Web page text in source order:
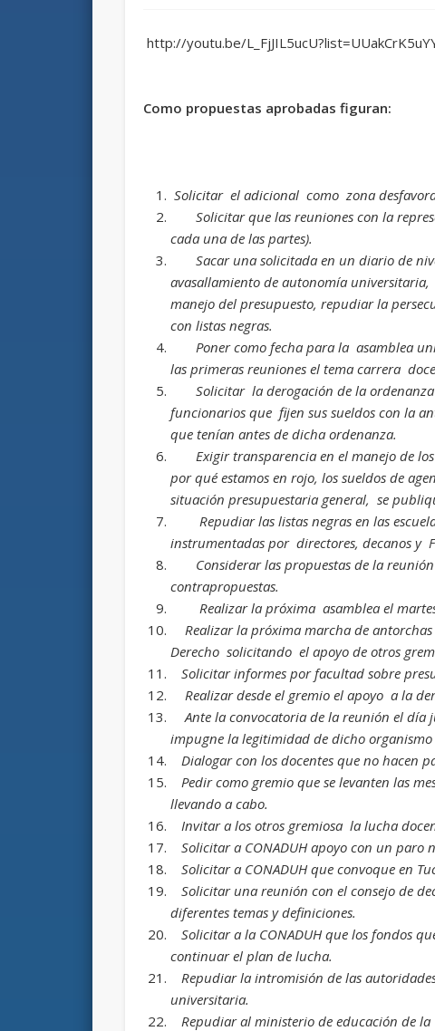
http://youtu.be/
Como propuestas aprobadas figuran:
Solicitar el adicional como zona
Solicitar que las reuniones con la
cada una de las partes).
Sacar una solicitada en un diario de
avasallamiento de autonomía
manejo del presupuesto, repudiar la
con listas negras.
Poner como fecha para la asamblea
las primeras reuniones el tema carrera
Solicitar la derogación de la
funcionarios que fijen sus sueldos con la
que tenían antes de dicha ordenanza.
Exigir transparencia en el manejo de
por qué estamos en rojo, los sueldos de
situación presupuestaria general, se
Repudiar las listas negras en las
instrumentadas por directores, decanos y
Considerar las propuestas de la
contrapropuestas.
Realizar la próxima asamblea el
Realizar la próxima marcha de
Derecho solicitando el apoyo de otros
Solicitar informes por facultad sobre
Realizar desde el gremio el apoyo a la
Ante la convocatoria de la reunión el día
impugne la legitimidad de dicho
Dialogar con los docentes que no hacen
Pedir como gremio que se levanten las
llevando a cabo.
Invitar a los otros gremiosa la lucha
Solicitar a CONADUH apoyo con un paro
Solicitar a CONADUH que convoque en
Solicitar una reunión con el consejo de
diferentes temas y definiciones.
Solicitar a la CONADUH que los fondos
continuar el plan de lucha.
Repudiar la intromisión de las
universitaria.
Repudiar al ministerio de educación de